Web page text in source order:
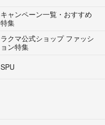
キャンペーン一覧・おすすめ
特集
ラクマ公式ショップ ファッシ
ョン特集
SPU